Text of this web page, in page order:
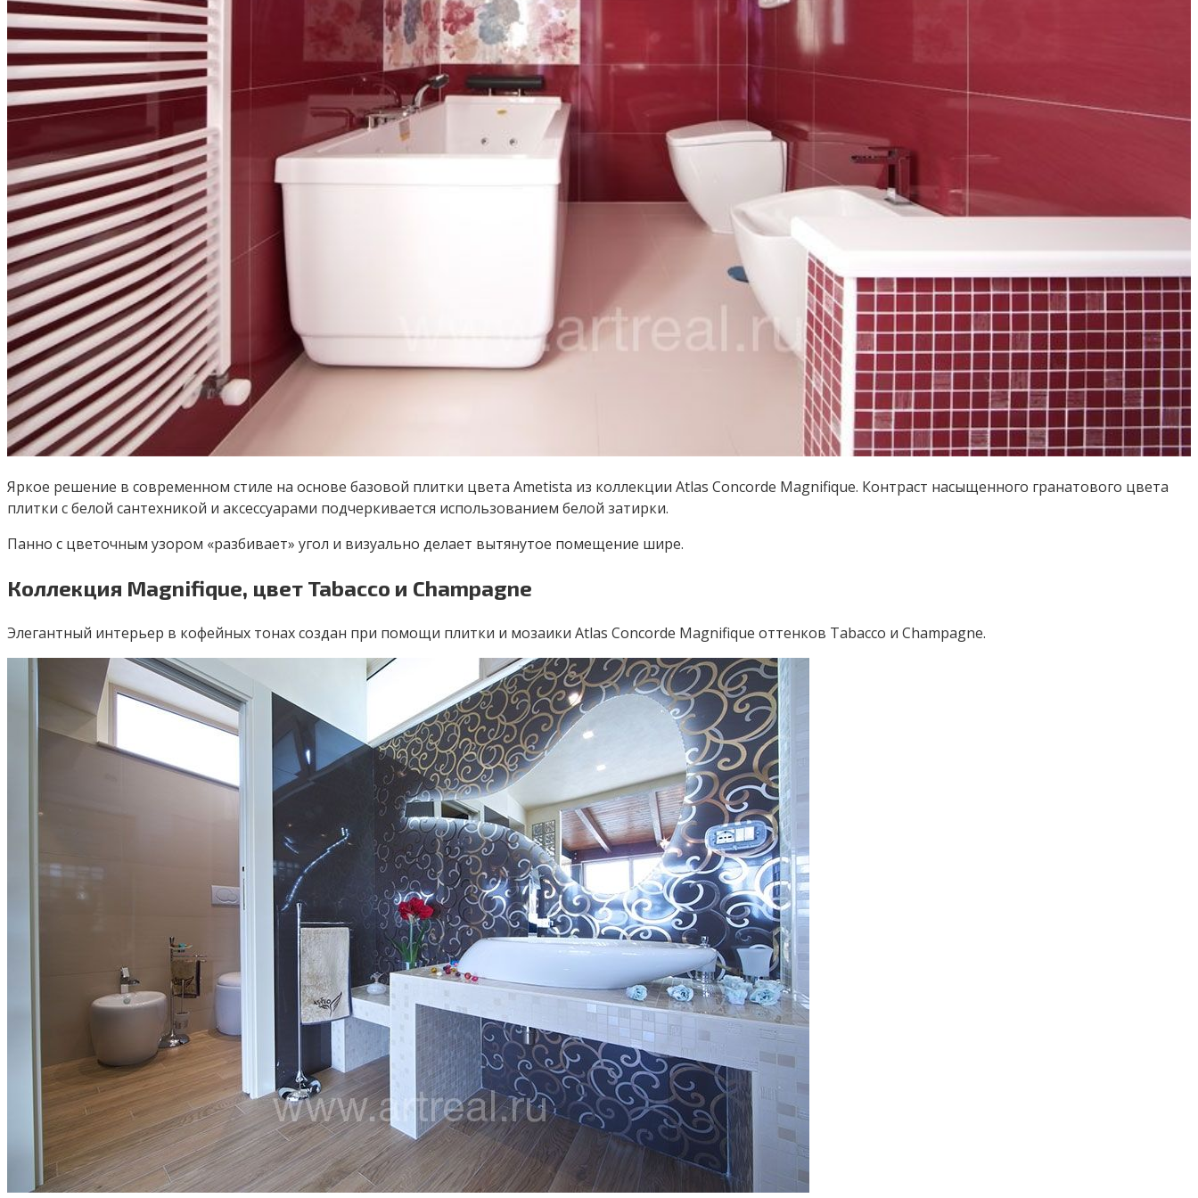
Яркое решение в современном стиле на основе базовой плитки цвета Ametista из коллекции Atlas Concorde Magnifique. Контраст насыщенного гранатового цвета
плитки с белой сантехникой и аксессуарами подчеркивается использованием белой затирки.
Панно с цветочным узором «разбивает» угол и визуально делает вытянутое помещение шире.
Коллекция Magnifique, цвет Tabacco и Champagne
Элегантный интерьер в кофейных тонах создан при помощи плитки и мозаики Atlas Concorde Magnifique оттенков Tabacco и Champagne.